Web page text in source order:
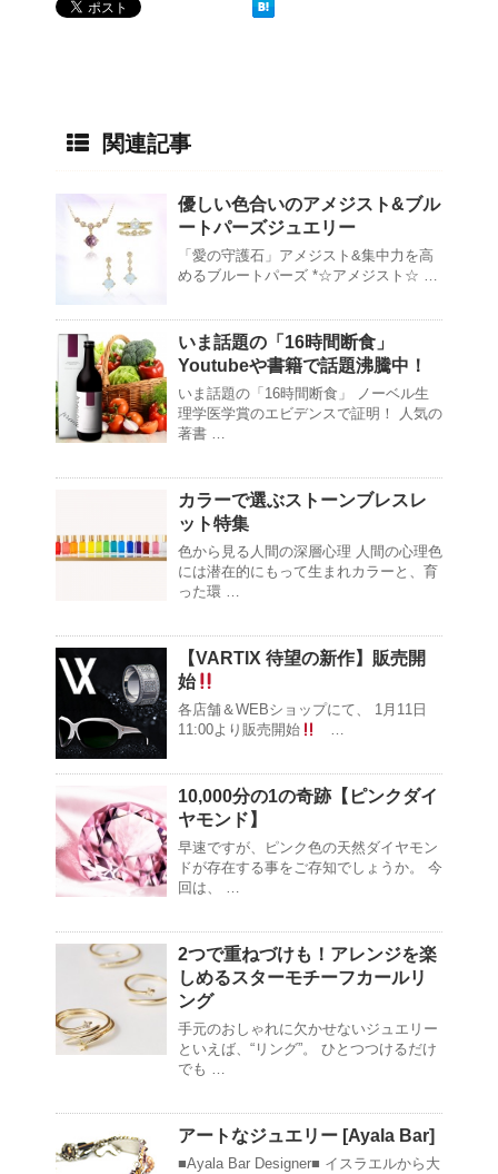
関連記事
優しい色合いのアメジスト&ブル
ートパーズジュエリー
「愛の守護石」アメジスト&集中力を高
めるブルートパーズ *☆アメジスト☆ …
いま話題の「16時間断食」
Youtubeや書籍で話題沸騰中！
いま話題の「16時間断食」 ノーベル生
理学医学賞のエビデンスで証明！ 人気の
著書 …
カラーで選ぶストーンブレスレ
ット特集
色から見る人間の深層心理 人間の心理色
には潜在的にもって生まれカラーと、育
った環 …
【VARTIX 待望の新作】販売開
始
各店舗＆WEBショップにて、 1月11日
11:00より販売開始
…
10,000分の1の奇跡【ピンクダイ
ヤモンド】
早速ですが、ピンク色の天然ダイヤモン
ドが存在する事をご存知でしょうか。 今
回は、 …
2つで重ねづけも！アレンジを楽
しめるスターモチーフカールリ
ング
手元のおしゃれに欠かせないジュエリー
といえば、“リング”。 ひとつつけるだけ
でも …
アートなジュエリー [Ayala Bar]
■Ayala Bar Designer■ イスラエルから大